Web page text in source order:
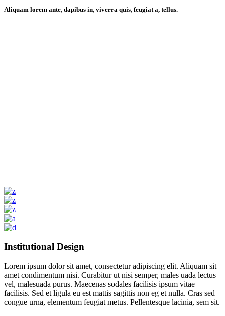
Aliquam lorem ante, dapibus in, viverra quis, feugiat a, tellus.
Institutional Design
Lorem ipsum dolor sit amet, consectetur adipiscing elit. Aliquam sit
amet condimentum nisi. Curabitur ut nisi semper, males uada lectus
vel, malesuada purus. Maecenas sodales facilisis ipsum vitae
facilisis. Sed et ligula eu est mattis sagittis non eg et nulla. Cras sed
congue urna, elementum feugiat metus. Pellentesque lacinia, sem sit.